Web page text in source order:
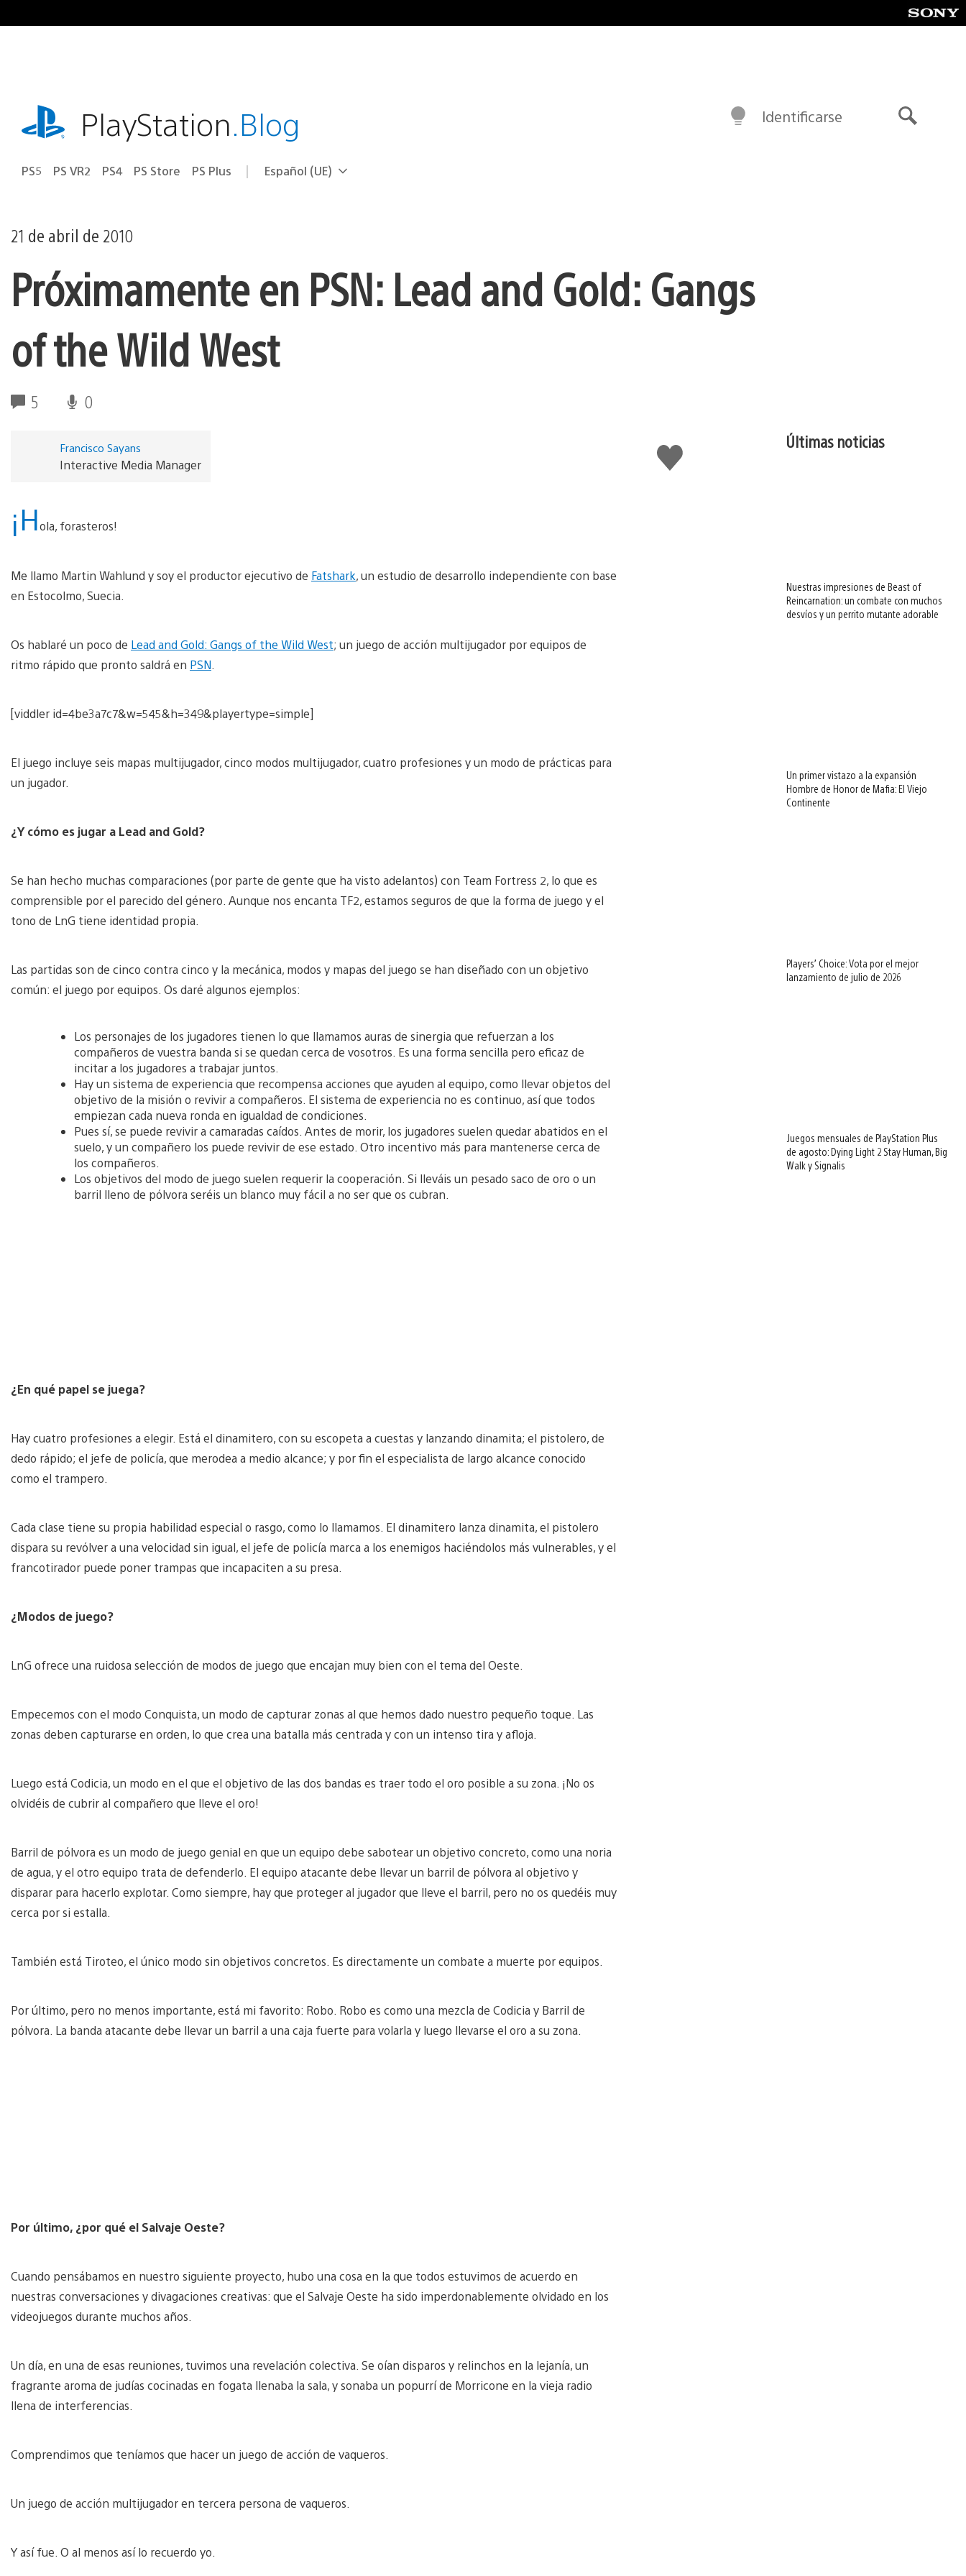
al
playstation.comPlayStation.Blog
PS5 PS VR2 PS4 PS Store PS Plus Selecciona
Región
Español (UE)
Identificarse
21 de abril de 2010
Próximamente en PSN: Lead and Gold: Gangs
of the Wild West
5 0
Me
gusta
Francisco Sayans
Interactive Media Manager
¡Hola, forasteros!
Me llamo Martin Wahlund y soy el productor ejecutivo de Fatshark, un estudio de desarrollo independiente con base
en Estocolmo, Suecia.
Os hablaré un poco de Lead and Gold: Gangs of the Wild West; un juego de acción multijugador por equipos de
ritmo rápido que pronto saldrá en PSN
[viddler id=4be3a7c7&w=545&h=349&playertype=simple]
El juego incluye seis mapas multijugador, cinco modos multijugador, cuatro profesiones y un modo de prácticas para
un jugador.
¿Y cómo es jugar a Lead and Gold?
Se han hecho muchas comparaciones (por parte de gente que ha visto adelantos) con Team Fortress 2, lo que es
comprensible por el parecido del género. Aunque nos encanta TF2, estamos seguros de que la forma de juego y el
tono de LnG tiene identidad propia.
Las partidas son de cinco contra cinco y la mecánica, modos y mapas del juego se han diseñado con un objetivo
común: el juego por equipos. Os daré algunos ejemplos:
Los personajes de los jugadores tienen lo que llamamos auras de sinergia que refuerzan a los
compañeros de vuestra banda si se quedan cerca de vosotros. Es una forma sencilla pero eficaz de
incitar a los jugadores a trabajar juntos.
Hay un sistema de experiencia que recompensa acciones que ayuden al equipo, como llevar objetos del
objetivo de la misión o revivir a compañeros. El sistema de experiencia no es continuo, así que todos
empiezan cada nueva ronda en igualdad de condiciones.
Pues sí, se puede revivir a camaradas caídos. Antes de morir, los jugadores suelen quedar abatidos en el
suelo, y un compañero los puede revivir de ese estado. Otro incentivo más para mantenerse cerca de
los compañeros.
Los objetivos del modo de juego suelen requerir la cooperación. Si lleváis un pesado saco de oro o un
barril lleno de pólvora seréis un blanco muy fácil a no ser que os cubran.
¿En qué papel se juega?
Hay cuatro profesiones a elegir. Está el dinamitero, con su escopeta a cuestas y lanzando dinamita; el pistolero, de
dedo rápido; el jefe de policía, que merodea a medio alcance; y por fin el especialista de largo alcance conocido
como el trampero.
Cada clase tiene su propia habilidad especial o rasgo, como lo llamamos. El dinamitero lanza dinamita, el pistolero
dispara su revólver a una velocidad sin igual, el jefe de policía marca a los enemigos haciéndolos más vulnerables, y el
francotirador puede poner trampas que incapaciten a su presa.
¿Modos de juego?
LnG ofrece una ruidosa selección de modos de juego que encajan muy bien con el tema del Oeste.
Empecemos con el modo Conquista, un modo de capturar zonas al que hemos dado nuestro pequeño toque. Las
zonas deben capturarse en orden, lo que crea una batalla más centrada y con un intenso tira y afloja.
Luego está Codicia, un modo en el que el objetivo de las dos bandas es traer todo el oro posible a su zona. ¡No os
olvidéis de cubrir al compañero que lleve el oro!
Barril de pólvora es un modo de juego genial en que un equipo debe sabotear un objetivo concreto, como una noria
de agua, y el otro equipo trata de defenderlo. El equipo atacante debe llevar un barril de pólvora al objetivo y
disparar para hacerlo explotar. Como siempre, hay que proteger al jugador que lleve el barril, pero no os quedéis muy
cerca por si estalla.
También está Tiroteo, el único modo sin objetivos concretos. Es directamente un combate a muerte por equipos.
Por último, pero no menos importante, está mi favorito: Robo. Robo es como una mezcla de Codicia y Barril de
pólvora. La banda atacante debe llevar un barril a una caja fuerte para volarla y luego llevarse el oro a su zona.
Por último, ¿por qué el Salvaje Oeste?
Cuando pensábamos en nuestro siguiente proyecto, hubo una cosa en la que todos estuvimos de acuerdo en
nuestras conversaciones y divagaciones creativas: que el Salvaje Oeste ha sido imperdonablemente olvidado en los
videojuegos durante muchos años.
Un día, en una de esas reuniones, tuvimos una revelación colectiva. Se oían disparos y relinchos en la lejanía, un
fragrante aroma de judías cocinadas en fogata llenaba la sala, y sonaba un popurrí de Morricone en la vieja radio
llena de interferencias.
Comprendimos que teníamos que hacer un juego de acción de vaqueros.
Un juego de acción multijugador en tercera persona de vaqueros.
Y así fue. O al menos así lo recuerdo yo.
Últimas noticias
Nuestras impresiones de Beast of
Reincarnation: un combate con muchos
desvíos y un perrito mutante adorable
Un primer vistazo a la expansión
Hombre de Honor de Mafia: El Viejo
Continente
Players’ Choice: Vota por el mejor
lanzamiento de julio de 2026
Juegos mensuales de PlayStation Plus
de agosto: Dying Light 2 Stay Human, Big
Walk y Signalis